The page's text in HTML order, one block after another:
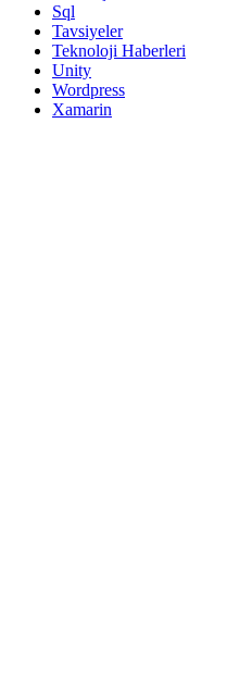
Sql
Tavsiyeler
Teknoloji Haberleri
Unity
Wordpress
Xamarin